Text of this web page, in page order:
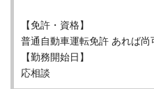
【免許・資格】
普通自動車運転免許 あれば尚
【勤務開始日】
応相談